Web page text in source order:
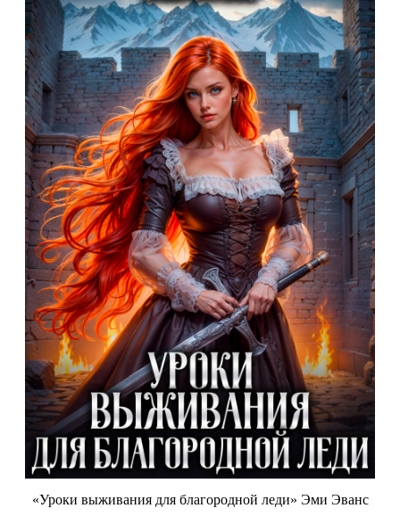
«Уроки выживания для благородной леди» Эми Эванс